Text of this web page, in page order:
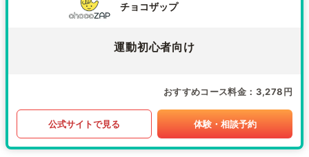
チョコザップ
運動初心者向け
おすすめコース料金 3,278円
公式サイトで見る 体験・相談予約